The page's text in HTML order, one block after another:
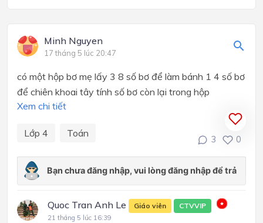
Minh Nguyen
17 tháng 5 lúc 20:47
có một hộp bơ mẹ lấy 3 8 số bơ để làm bánh 1 4 số bơ
để chiên khoai tây tính số bơ còn lại trong hộp
Xem chi tiết
Lớp 4 Toán
3 0
Quoc Tran Anh Le Giáo viên CTVVIP
21 tháng 5 lúc 16:39